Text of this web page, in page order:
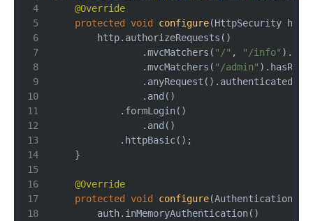
@Override
protected void configure(HttpSecurity
        http.authorizeRequests()
                .mvcMatchers(
"/" , "/info"
                .mvcMatchers(
"/admin"
                .anyRequest().authenticated()
                .and()
            .formLogin()
                .and()
            .httpBasic();
    }
@Override
protected void configure
        auth.inMemoryAuthentication()